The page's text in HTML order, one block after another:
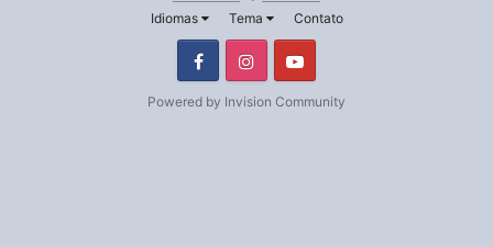
Idiomas
Tema Contato
FacebookInstagram
Powered by Invision Community